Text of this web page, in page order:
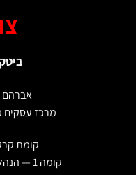
ביטק
אברהם שביט 3, כניסה 39
מרכז עסקים
קומת קרקע —